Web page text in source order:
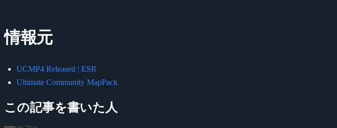
情報元
UCMP4 Released | ESR
Ultimate Community MapPack
この記事を書いた人